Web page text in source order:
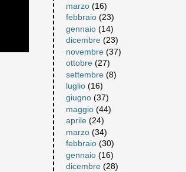
marzo (16)
febbraio (23)
gennaio (14)
dicembre (23)
novembre (37)
ottobre (27)
settembre (8)
luglio (16)
giugno (37)
maggio (44)
aprile (24)
marzo (34)
febbraio (30)
gennaio (16)
dicembre (28)